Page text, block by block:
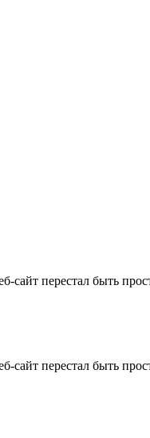
сайт перестал быть
сайт перестал быть